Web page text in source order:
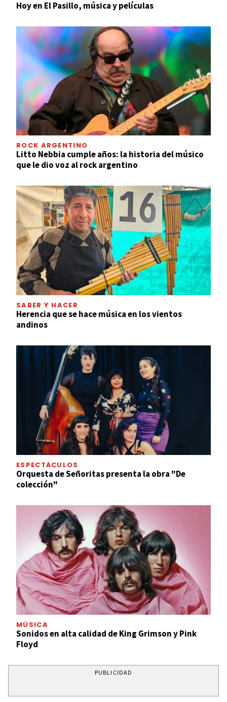
Hoy en El Pasillo, música y películas
ROCK ARGENTINO
Litto Nebbia cumple años: la historia del músico
que le dio voz al rock argentino
SABER Y HACER
Herencia que se hace música en los vientos
andinos
ESPECTÁCULOS
Orquesta de Señoritas presenta la obra "De
colección"
MÚSICA
Sonidos en alta calidad de King Grimson y Pink
Floyd
PUBLICIDAD